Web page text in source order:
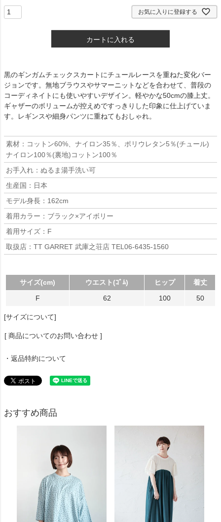
お気に入りに登録する
カートに入れる
黒のギンガムチェックスカートにチュールレースを重ねた変化バー
ジョンです。無地ブラウスやサマーニットなどを合わせて、普段の
コーディネイトにも使いやすいデザイン。軽やかな50cmの膝上丈。
ギャザーのボリュームが控えめですっきりした印象に仕上げていま
す。レギンスや細身パンツに重ねてもおしゃれ。
素材：コットン60%、ナイロン35％、ポリウレタン5％(チュール)
ナイロン100％(裏地)コットン100％
お手入れ：ぬるま湯手洗い可
生産国：日本
モデル身長：162cm
着用カラー：ブラック×アイボリー
着用サイズ：F
取扱店：TT GARRET 武庫之荘店 TEL06-6435-1560
サイズ(cm) ウエスト(ｺﾞﾑ) ヒップ
着丈
F
62 100 50
[サイズについて]
[ 商品についてのお問い合わせ ]
・返品特約について
おすすめ商品